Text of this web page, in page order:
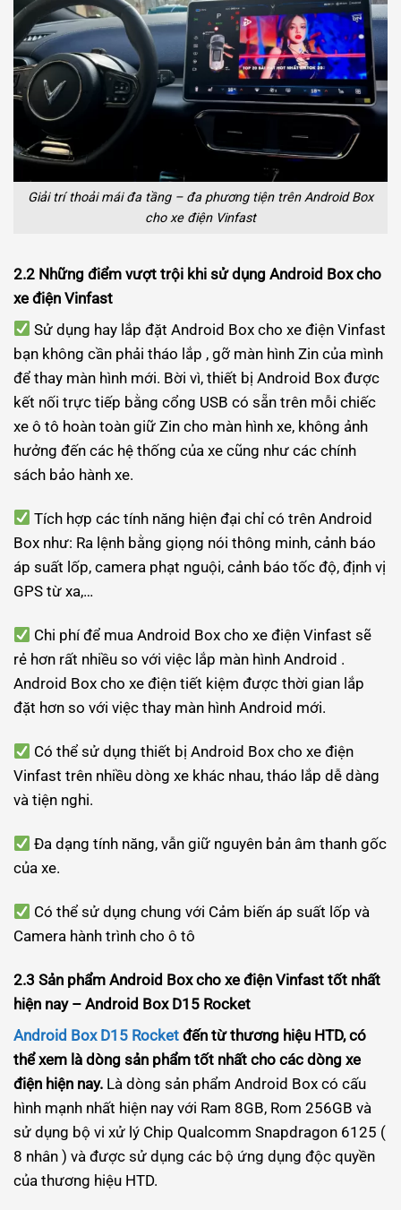
Giải trí thoải mái đa tầng – đa phương tiện trên Android Box
cho xe điện Vinfast
2.2 Những điểm vượt trội khi sử dụng Android Box cho
xe điện Vinfast
Sử dụng hay lắp đặt Android Box cho xe điện Vinfast
bạn không cần phải tháo lắp , gỡ màn hình Zin của mình
để thay màn hình mới. Bời vì, thiết bị Android Box được
kết nối trực tiếp bằng cổng USB có sẵn trên mỗi chiếc
xe ô tô hoàn toàn giữ Zin cho màn hình xe, không ảnh
hưởng đến các hệ thống của xe cũng như các chính
sách bảo hành xe.
Tích hợp các tính năng hiện đại chỉ có trên Android
Box như: Ra lệnh bằng giọng nói thông minh, cảnh báo
áp suất lốp, camera phạt nguội, cảnh báo tốc độ, định vị
GPS từ xa,…
Chi phí để mua Android Box cho xe điện Vinfast sẽ
rẻ hơn rất nhiều so với việc lắp màn hình Android .
Android Box cho xe điện tiết kiệm được thời gian lắp
đặt hơn so với việc thay màn hình Android mới.
Có thể sử dụng thiết bị Android Box cho xe điện
Vinfast trên nhiều dòng xe khác nhau, tháo lắp dễ dàng
và tiện nghi.
Đa dạng tính năng, vẫn giữ nguyên bản âm thanh gốc
của xe.
Có thể sử dụng chung với Cảm biến áp suất lốp và
Camera hành trình cho ô tô
2.3 Sản phẩm Android Box cho xe điện Vinfast tốt nhất
hiện nay – Android Box D15 Rocket
Android Box D15 Rocket đến từ thương hiệu HTD, có
thể xem là dòng sản phẩm tốt nhất cho các dòng xe
điện hiện nay. Là dòng sản phẩm Android Box có cấu
hình mạnh nhất hiện nay với Ram 8GB, Rom 256GB và
sử dụng bộ vi xử lý Chip Qualcomm Snapdragon 6125 (
8 nhân ) và được sử dụng các bộ ứng dụng độc quyền
của thương hiệu HTD.